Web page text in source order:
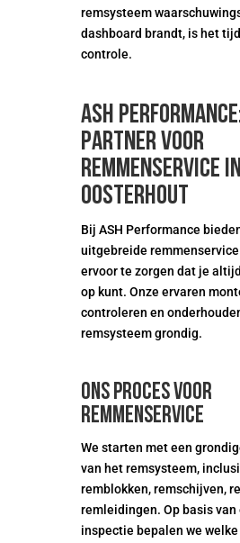
remsysteem
dashboard brandt, is het
controle.
ASH
partner voor
remmenservice
Oosterhout
Bij ASH Performance
uitgebreide
ervoor te zorgen dat je
op kunt. Onze ervaren
controleren en
remsysteem grondig.
Ons proces voor
remmenservice
We starten met een
van het remsysteem,
remblokken, remschijven,
remleidingen. Op basis van
inspectie bepalen we